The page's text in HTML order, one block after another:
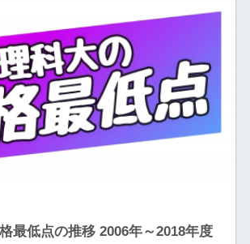
最低点の推移 2006年～2018年度